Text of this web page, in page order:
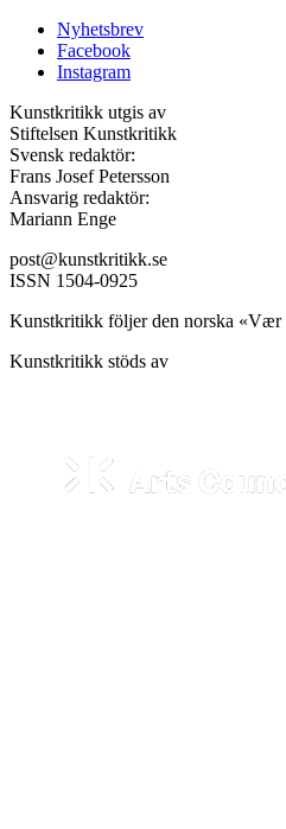
Nyhetsbrev
Facebook
Instagram
Kunstkritikk utgis av
Stiftelsen Kunstkritikk
Svensk redaktör:
Frans Josef Petersson
Ansvarig redaktör:
Mariann Enge
post@kunstkritikk.se
ISSN 1504-0925
Kunstkritikk följer den norska «Vær
Kunstkritikk stöds av